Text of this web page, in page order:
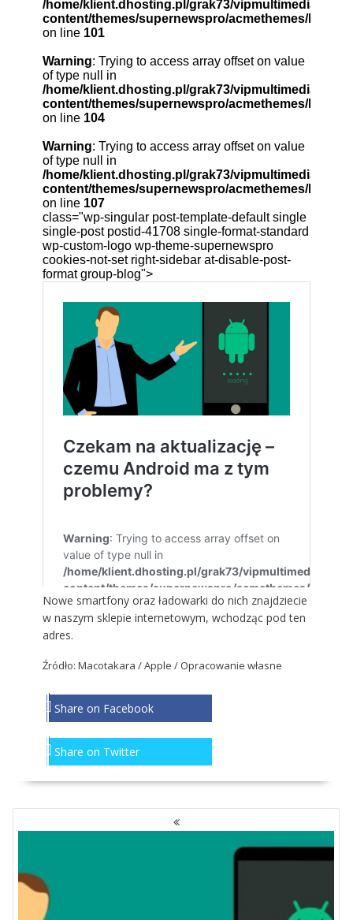
Nowe smartfony oraz ładowarki do nich znajdziecie
w naszym sklepie internetowym, wchodząc pod ten
adres.
Źródło: Macotakara / Apple / Opracowanie własne
Share on Facebook
Share on Twitter
NAWIGACJA
PO